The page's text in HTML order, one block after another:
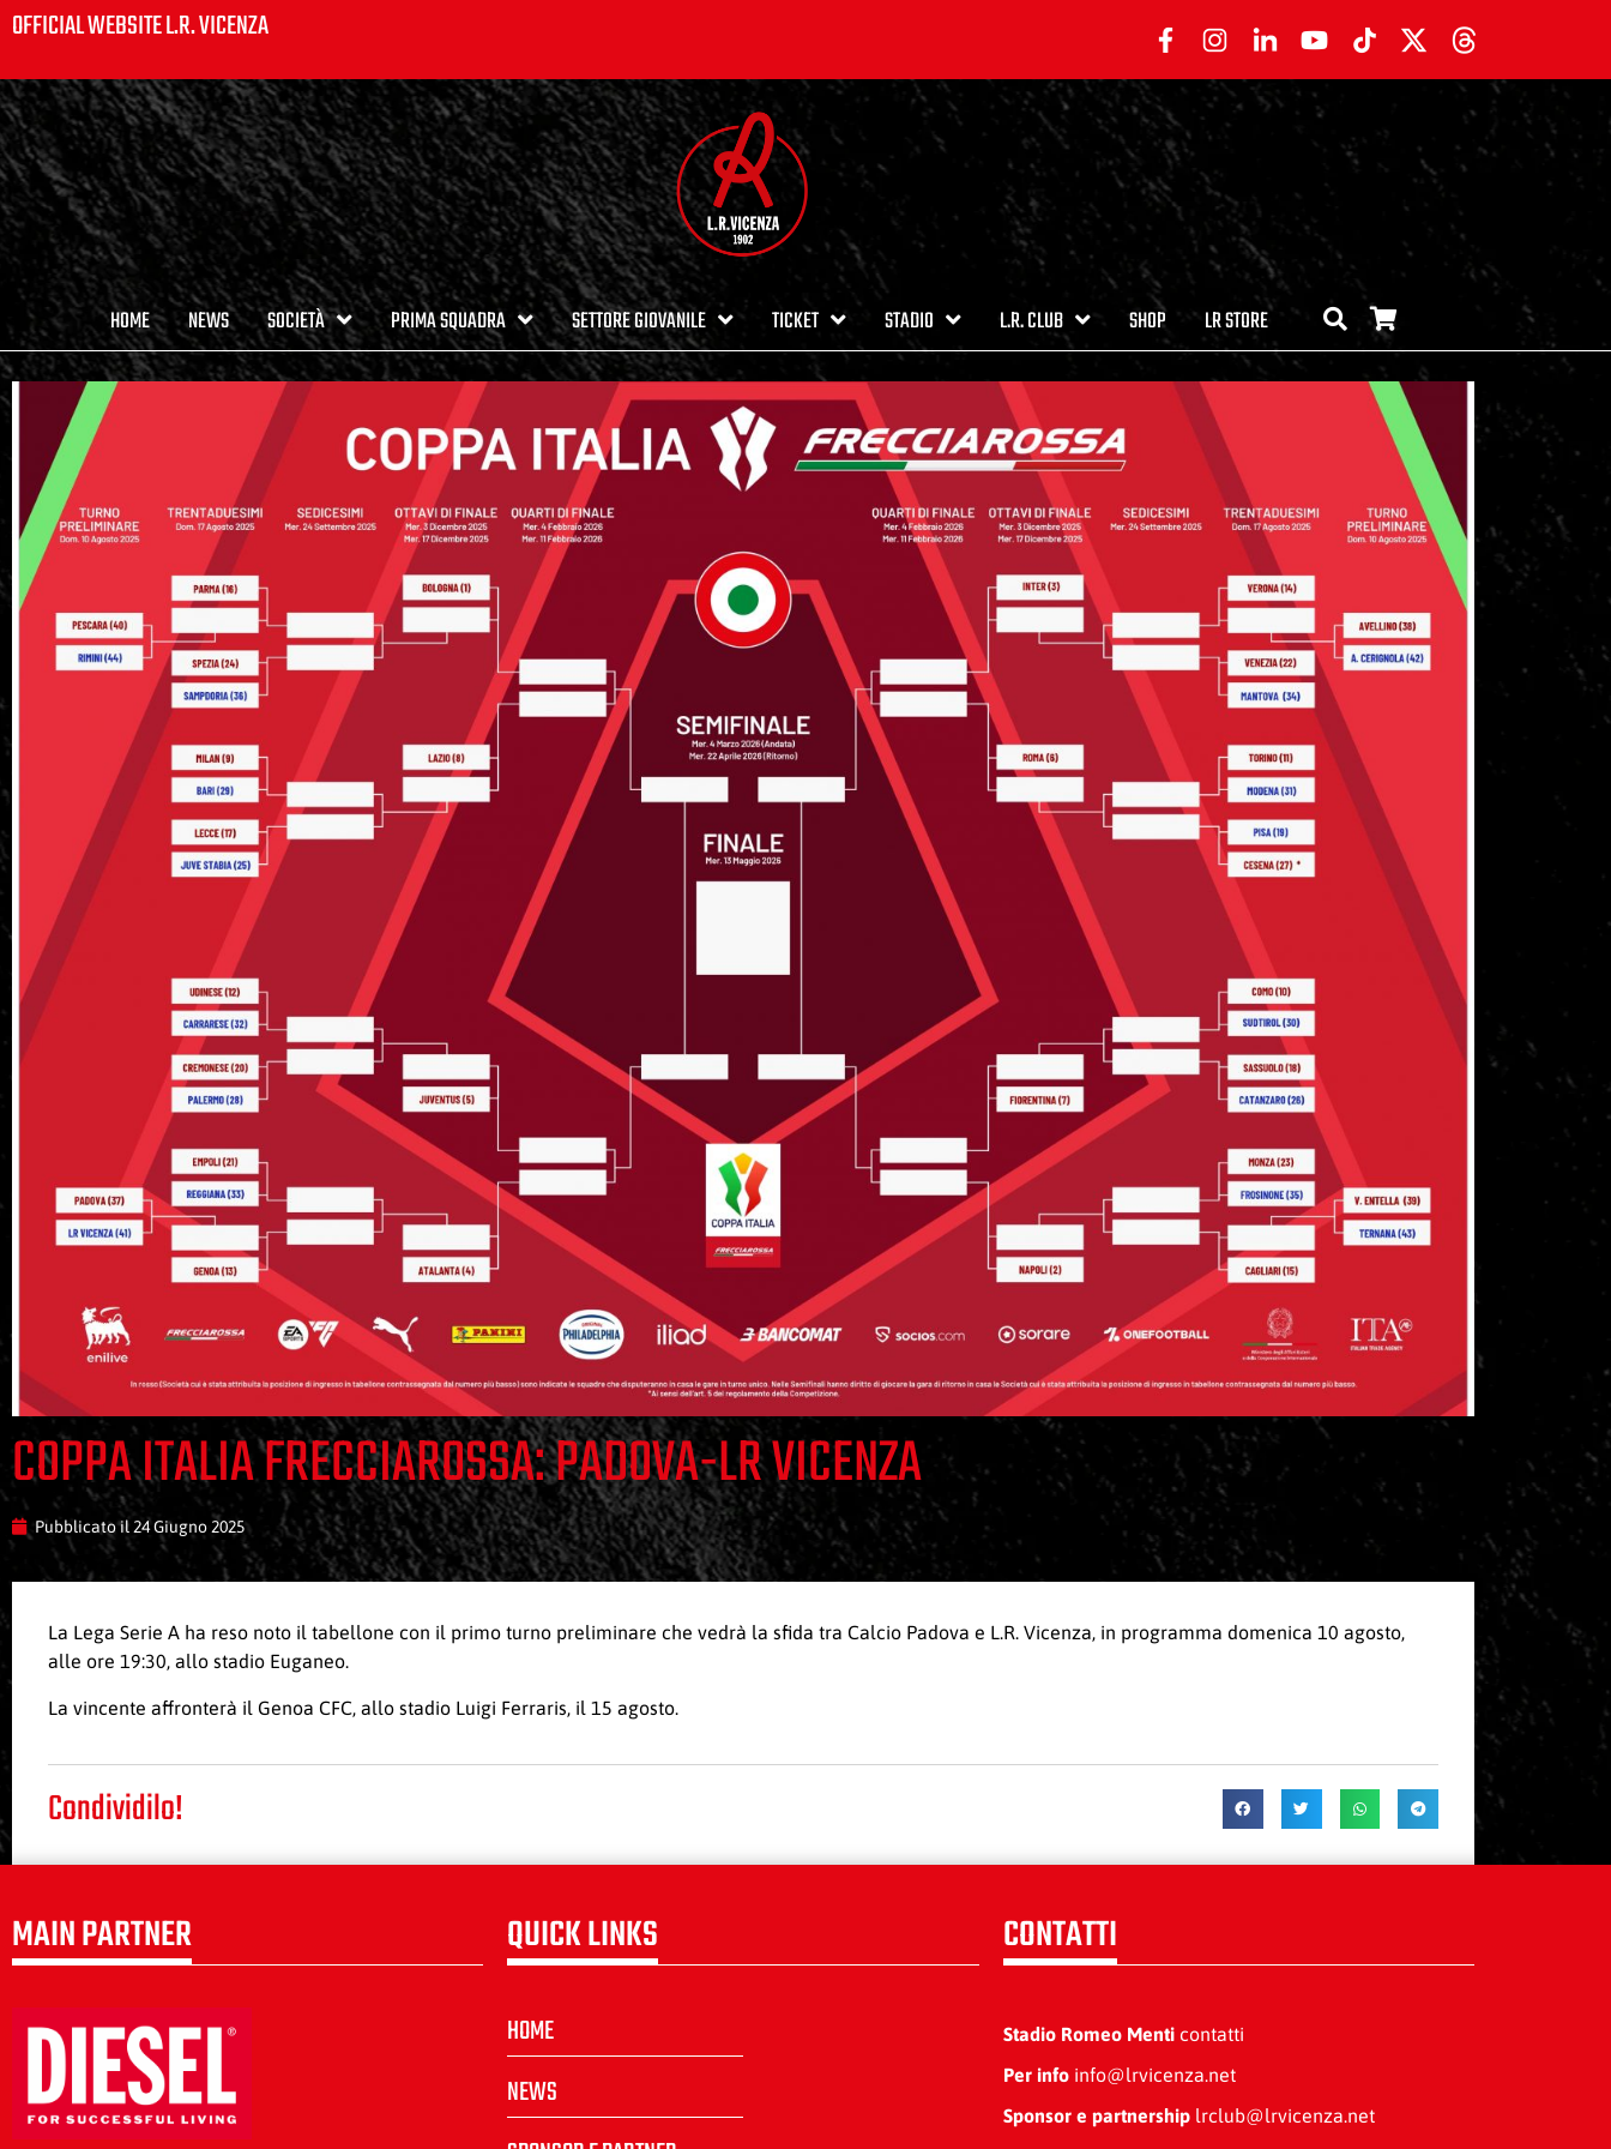
OFFICIAL WEBSITE L.R. VICENZA
HOME NEWS SOCIETÀ PRIMA SQUADRA SETTORE GIOVANILE TICKET STADIO L.R. CLUB SHOP LR STORE
COPPA ITALIA FRECCIAROSSA: PADOVA-LR VICENZA
Pubblicato il 24 Giugno 2025
La Lega Serie A ha reso noto il tabellone con il primo turno preliminare che vedrà la sfida tra Calcio Padova e L.R. Vicenza, in programma domenica 10 agosto,
alle ore 19:30, allo stadio Euganeo.
La vincente affronterà il Genoa CFC, allo stadio Luigi Ferraris, il 15 agosto.
Condividilo!
MAIN PARTNER QUICK LINKS
HOME
NEWS
CONTATTI
Stadio Romeo Menticontatti
Per infoinfo@lrvicenza.net
Sponsor e partnershiplrclub@lrvicenza.net